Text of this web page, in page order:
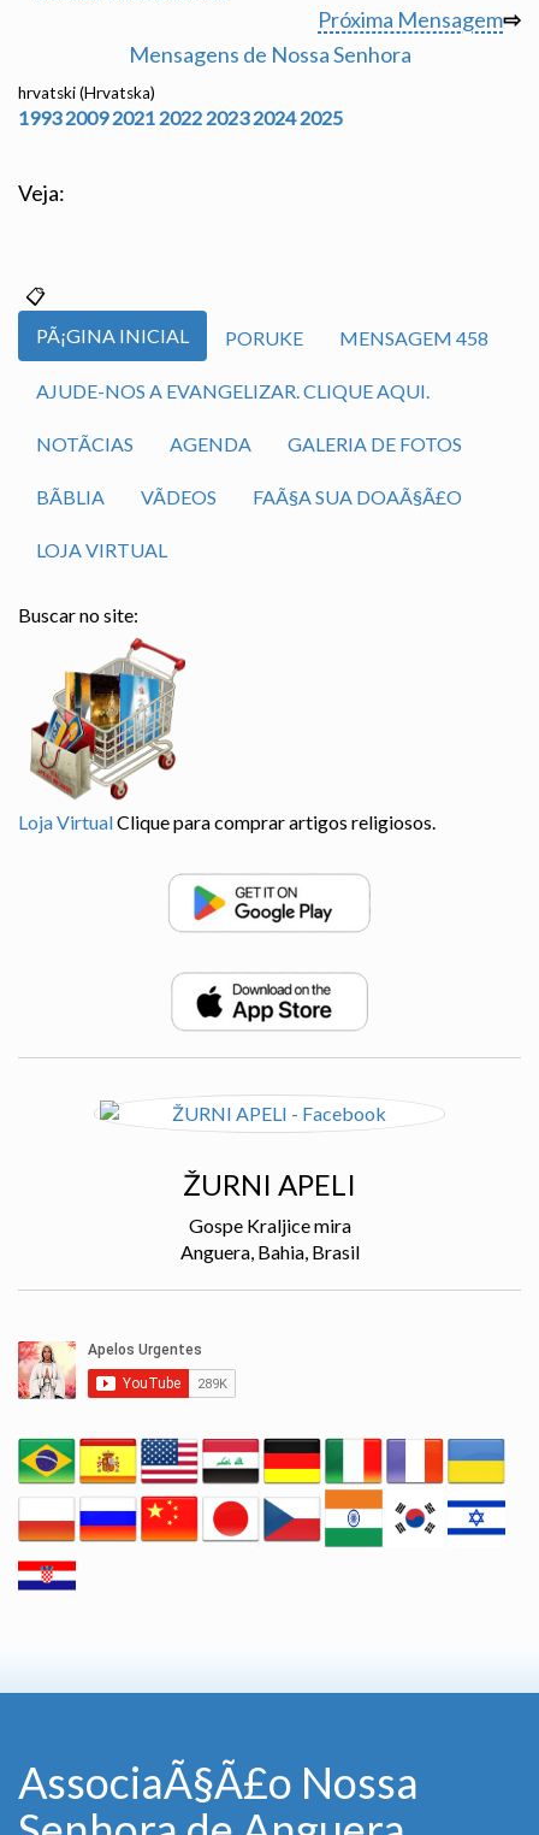
Próxima Mensagem⇨
Mensagens de Nossa Senhora
hrvatski (Hrvatska)
1993 2009 2021 2022 2023 2024 2025
Veja:
PÃ¡GINA INICIAL PORUKE MENSAGEM 458
AJUDE-NOS A EVANGELIZAR. CLIQUE AQUI.
NOTÃ­CIAS AGENDA GALERIA DE FOTOS
BÃ­BLIA VÃ­DEOS FAÃ§A SUA DOAÃ§Ã£O
LOJA VIRTUAL
Buscar no site:
Loja VirtualClique para comprar artigos religiosos.
ŽURNI APELI
Gospe Kraljice mira
Anguera, Bahia, Brasil
AssociaÃ§Ã£o Nossa